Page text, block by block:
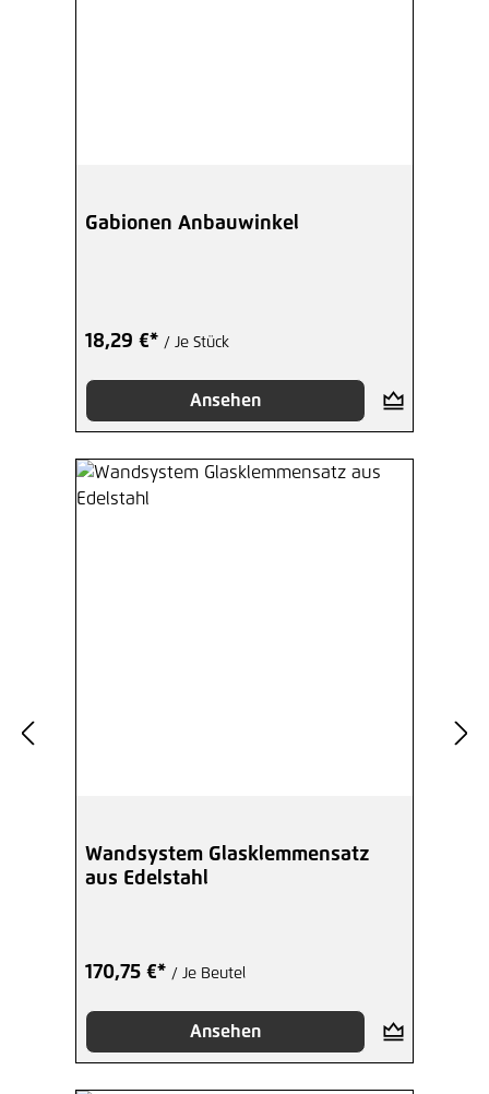
Gabionen Anbauwinkel
18,29 €* / Je Stück
Ansehen
Wandsystem Glasklemmensatz
aus Edelstahl
170,75 €* / Je Beutel
Ansehen